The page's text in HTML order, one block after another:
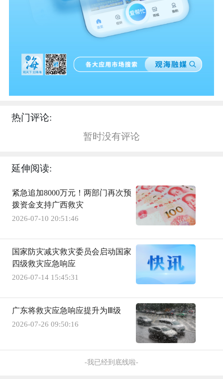
热门评论:
暂时没有评论
延伸阅读:
紧急追加8000万元！两部门再次预
拨资金支持广西救灾
2026-07-10 20:51:46
国家防灾减灾救灾委员会启动国家
四级救灾应急响应
2026-07-14 15:45:31
广东将救灾应急响应提升为Ⅲ级
2026-07-26 09:50:16
-我已经到底线啦-